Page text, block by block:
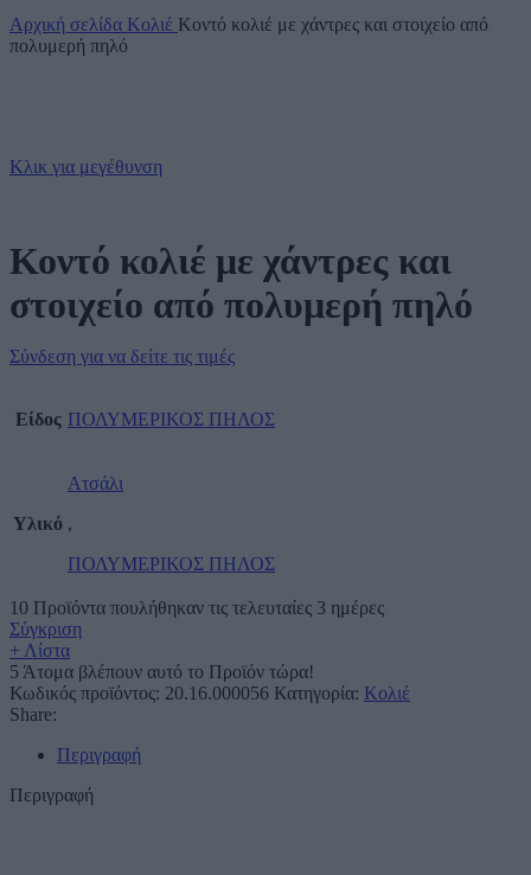
Αρχική σελίδα Κολιέ Κοντό κολιέ με χάντρες και στοιχείο από
πολυμερή πηλό
Κλικ για μεγέθυνση
Κοντό κολιέ με χάντρες και
στοιχείο από πολυμερή πηλό
Σύνδεση για να δείτε τις τιμές
Είδος ΠΟΛΥΜΕΡΙΚΟΣ ΠΗΛΟΣ
Υλικό
Ατσάλι
,
ΠΟΛΥΜΕΡΙΚΟΣ ΠΗΛΟΣ
10 Προϊόντα πουλήθηκαν τις τελευταίες 3 ημέρες
Σύγκριση
+ Λίστα
5 Άτομα βλέπουν αυτό το Προϊόν τώρα!
Κωδικός προϊόντος: 20.16.000056 Κατηγορία: Κολιέ
Share:
Περιγραφή
Περιγραφή